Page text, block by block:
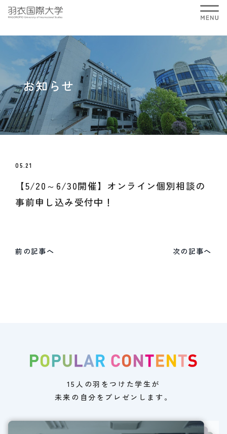
お知らせ
05.21
【5/20～6/30開催】オンライン個別相談の
事前申し込み受付中！
前の記事へ 次の記事へ
15人の羽をつけた学生が
未来の自分をプレゼンします。